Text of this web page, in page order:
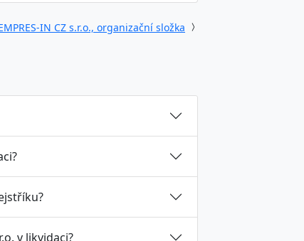
IN CZ s.r.o., organizační složka
v likvidaci?